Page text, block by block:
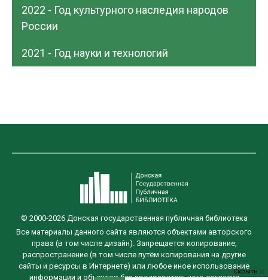
2022 - Год культурного наследия народов
России
2021 - Год науки и технологий
Скрыть
© 2000-2026 Донская государственная публичная библиотека
Все материалы данного сайта являются объектами авторского
права (в том числе дизайн). Запрещается копирование,
распространение (в том числе путём копирования на другие
сайты и ресурсы в Интернете) или любое иное использование
информации и объектов без предварительного согласия